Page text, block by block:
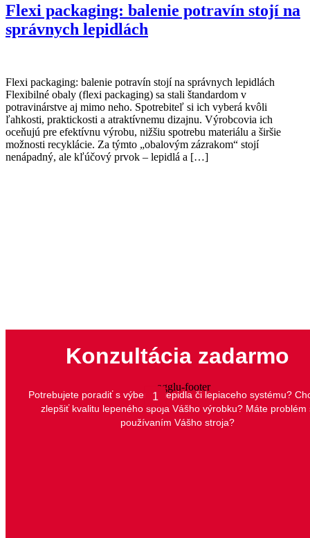
1
Flexi packaging: balenie potravín stojí na
správnych lepidlách
Flexi packaging: balenie potravín stojí na správnych lepidlách
Flexibilné obaly (flexi packaging) sa stali štandardom v
potravinárstve aj mimo neho. Spotrebiteľ si ich vyberá kvôli
ľahkosti, praktickosti a atraktívnemu dizajnu. Výrobcovia ich
oceňujú pre efektívnu výrobu, nižšiu spotrebu materiálu a širšie
možnosti recyklácie. Za týmto „obalovým zázrakom“ stojí
nenápadný, ale kľúčový prvok – lepidlá a […]
Konzultácia zadarmo
Potrebujete poradiť s výberom lepidla či lepiaceho systému?
zlepšiť kvalitu lepeného spoja Vášho výrobku? Máte problém
používaním Vášho stroja?